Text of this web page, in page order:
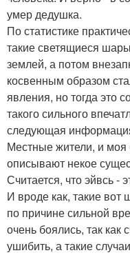
умер дедушка.
По статистике
такие светящиеся
землей, а потом
косвенным образом
явления, но тогда это
такого сильного
следующая
Местные жители, и
описывают некое
Считается, что эйвсь -
И вроде как, такие вот
по причине сильной
очень боялись, так как
ушибить, а такие